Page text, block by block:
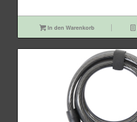
In den Warenkorb